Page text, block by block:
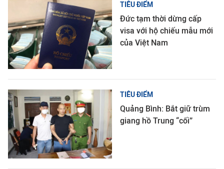
TIÊU ĐIỂM
Đức tạm thời dừng cấp
visa với hộ chiếu mẫu mới
của Việt Nam
TIÊU ĐIỂM
Quảng Bình: Bắt giữ trùm
giang hồ Trung “cối”